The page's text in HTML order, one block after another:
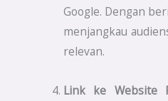
Google. Dengan
menjangkau
relevan.
Link ke Website